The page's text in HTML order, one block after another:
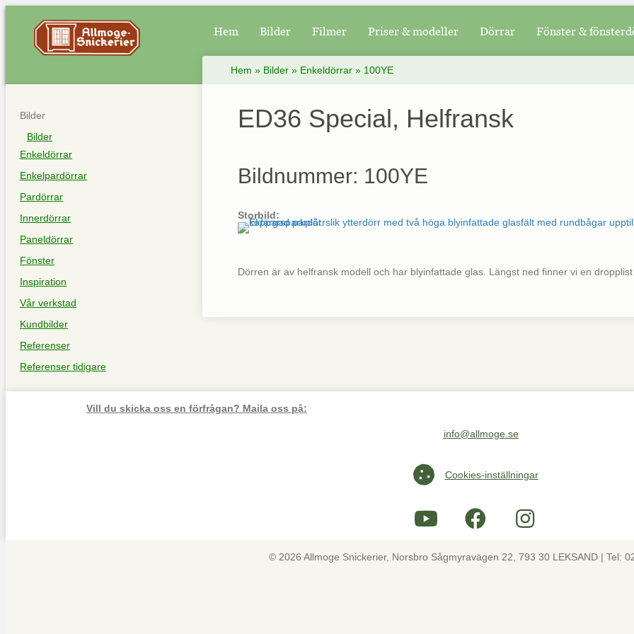
Hem Bilder Filmer Priser & modeller Dörrar Fönster &
Bilder
Bilder
Enkeldörrar
Enkelpardörrar
Pardörrar
Innerdörrar
Paneldörrar
Fönster
Inspiration
Vår verkstad
Kundbilder
Referenser
Referenser tidigare
Hem » Bilder» Enkeldörrar» 100YE
ED36 Special, Helfransk
Bildnummer: 100YE
Storbild:
Dörren är av helfransk modell och har blyinfattade glas. Längst ned finner vi en
Vill du skicka oss en förfrågan? Maila oss på:
Maila oss på info@allmoge.se
info@allmoge.se
Cookies-inställningar
Cookies-inställningar
© 2026 Allmoge Snickerier, Norsbro Sågmyravägen 22, 793 30 LEKSAND | Tel: